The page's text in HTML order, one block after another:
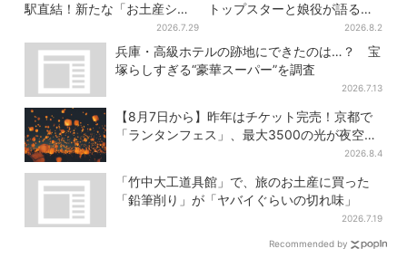
駅直結！新たな「お土産ショ
ップ」、銘菓バラ売りで地元
民の“おやつ調達”にも
2026.7.29
トップスターと娘役が語る
「ハウステンボス歌劇団」と
は？大阪で初公演開催
2026.8.2
兵庫・高級ホテルの跡地にできたのは…？ 宝
塚らしすぎる“豪華スーパー”を調査
2026.7.13
【8月7日から】昨年はチケット完売！京都で
「ランタンフェス」、最大3500の光が夜空
2026.8.4
「竹中大工道具館」で、旅のお土産に買った
「鉛筆削り」が「ヤバイぐらいの切れ味」
2026.7.19
Recommended by